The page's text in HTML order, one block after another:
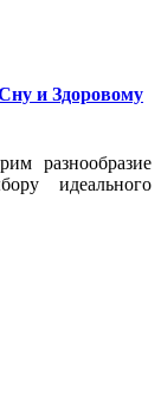
и Здоровому
разнообразие
идеального